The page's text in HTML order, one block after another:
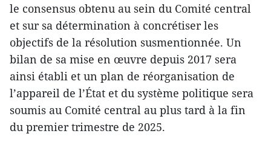
le consensus obtenu au sein du Comité central
et sur sa détermination à concrétiser les
objectifs de la résolution susmentionnée. Un
bilan de sa mise en œuvre depuis 2017 sera
ainsi établi et un plan de réorganisation de
l’appareil de l’État et du système politique sera
soumis au Comité central au plus tard à la fin
du premier trimestre de 2025.